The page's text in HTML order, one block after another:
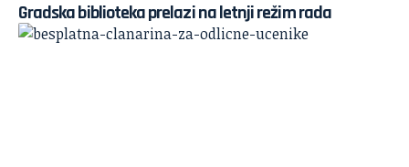
Gradska biblioteka prelazi na letnji režim rada